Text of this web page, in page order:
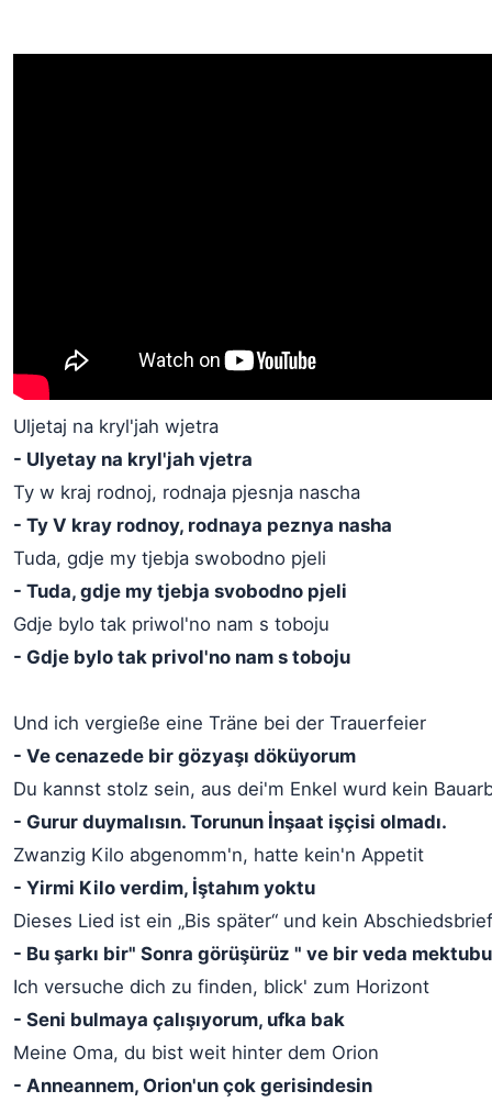
Uljetaj na kryl'jah wjetra
- Ulyetay na kryl'jah vjetra
Ty w kraj rodnoj, rodnaja pjesnja nascha
- Ty V kray rodnoy, rodnaya peznya nasha
Tuda, gdje my tjebja swobodno pjeli
- Tuda, gdje my tjebja svobodno pjeli
Gdje bylo tak priwol'no nam s toboju
- Gdje bylo tak privol'no nam s toboju
Und ich vergieße eine Träne bei der Trauerfeier
- Ve cenazede bir gözyaşı döküyorum
Du kannst stolz sein, aus dei'm Enkel wurd kein
- Gurur duymalısın. Torunun İnşaat işçisi olmadı.
Zwanzig Kilo abgenomm'n, hatte kein'n Appetit
- Yirmi Kilo verdim, İştahım yoktu
Dieses Lied ist ein „Bis später“ und kein Abschiedsbrief
- Bu şarkı bir" Sonra görüşürüz " ve bir veda
Ich versuche dich zu finden, blick' zum Horizont
- Seni bulmaya çalışıyorum, ufka bak
Meine Oma, du bist weit hinter dem Orion
- Anneannem, Orion'un çok gerisindesin